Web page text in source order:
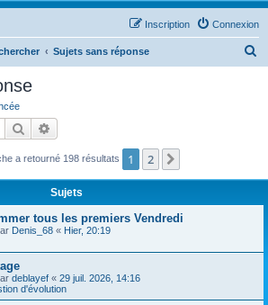
Connexion
Inscription
Sujets sans réponse
c
Rechercher
a retourné 198 résultats 1 2
Sujets
tous les premiers Vendredi
Denis_68 « Hier, 20:19
deblayef « 29 juil. 2026, 14:16
d'évolution